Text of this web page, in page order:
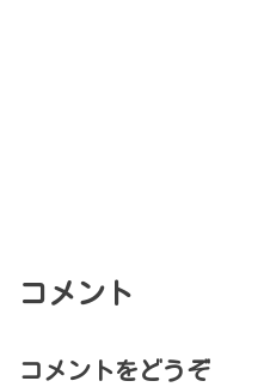
コメント
コメントをどうぞ